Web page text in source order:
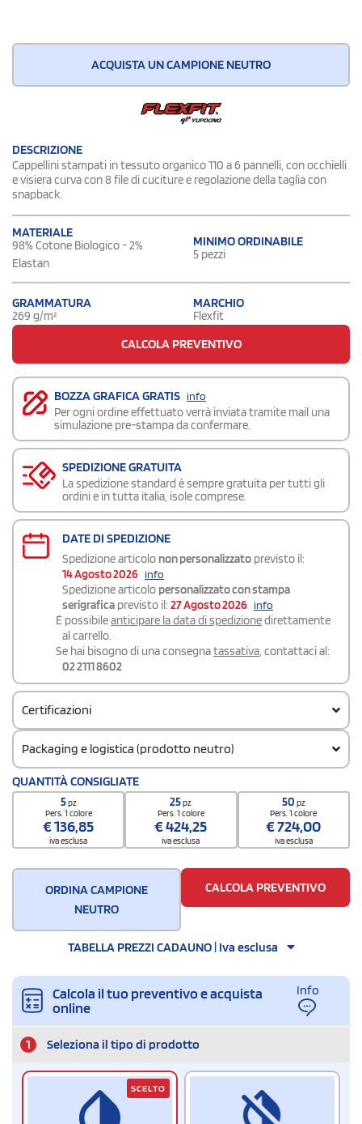
ACQUISTA UN CAMPIONE NEUTRO
DESCRIZIONE
Cappellini stampati in tessuto organico 110 a 6 pannelli, con occhielli
e visiera curva con 8 file di cuciture e regolazione della taglia con
snapback.
MATERIALE
98% Cotone Biologico - 2%
Elastan
MINIMO ORDINABILE
5 pezzi
GRAMMATURA
269 g/m²
MARCHIO
Flexfit
CALCOLA PREVENTIVO
BOZZA GRAFICA GRATIS info
Per ogni ordine effettuato verrà inviata tramite mail una
simulazione pre-stampa da confermare.
SPEDIZIONE GRATUITA
La spedizione standard è sempre gratuita per tutti gli
ordini e in tutta italia, isole comprese.
DATE DI SPEDIZIONE
Spedizione articolo non personalizzato previsto il:
14 Agosto 2026 info
Spedizione articolo personalizzato con stampa
serigrafica previsto il: 27 Agosto 2026 info
É possibileanticipare la data di spedizionedirettamente
al carrello.
Se hai bisogno di una consegnatassativa, contattaci al:
02 2111 8602
Certificazioni
Packaging e logistica (prodotto neutro)
Codice doganale
65050090
Quantità per confezione
Quantità per scatola
72
QUANTITÀ CONSIGLIATE
5pz
Pers. 1 colore
€136,85
iva esclusa
25pz
Pers. 1 colore
€424,25
iva esclusa
50 pz
Pers. 1 colore
€724,00
iva esclusa
ORDINA CAMPIONE
NEUTRO
CALCOLA PREVENTIVO
TABELLA PREZZI CADAUNO | Iva esclusa
Calcola il tuo preventivo e acquista
online
Info
1 Seleziona il tipo di prodotto
SCELTO